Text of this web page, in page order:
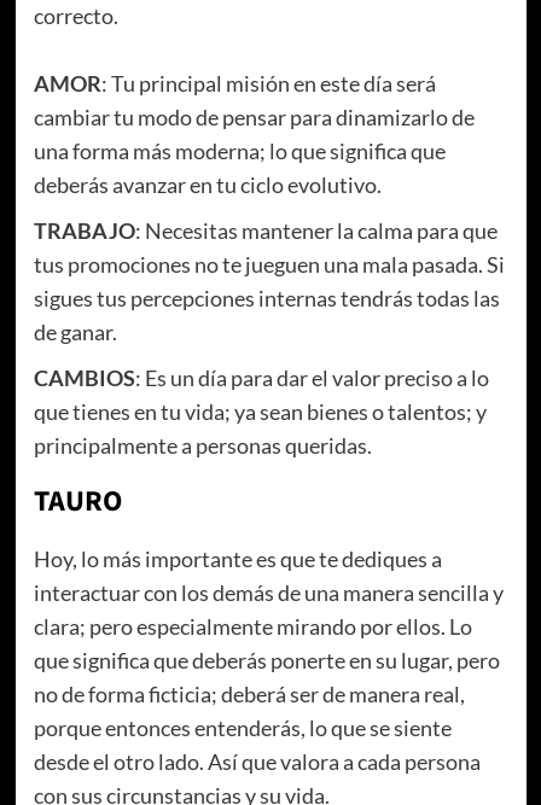
correcto.
AMOR: Tu principal misión en este día será
cambiar tu modo de pensar para dinamizarlo de
una forma más moderna; lo que significa que
deberás avanzar en tu ciclo evolutivo.
TRABAJO: Necesitas mantener la calma para que
tus promociones no te jueguen una mala pasada. Si
sigues tus percepciones internas tendrás todas las
de ganar.
CAMBIOS: Es un día para dar el valor preciso a lo
que tienes en tu vida; ya sean bienes o talentos; y
principalmente a personas queridas.
TAURO
Hoy, lo más importante es que te dediques a
interactuar con los demás de una manera sencilla y
clara; pero especialmente mirando por ellos. Lo
que significa que deberás ponerte en su lugar, pero
no de forma ficticia; deberá ser de manera real,
porque entonces entenderás, lo que se siente
desde el otro lado. Así que valora a cada persona
con sus circunstancias y su vida.